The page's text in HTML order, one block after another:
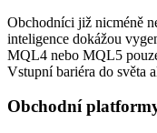
Obchodníci již nicméně
inteligence dokážou
MQL4 nebo MQL5
Vstupní bariéra do světa
Obchodní